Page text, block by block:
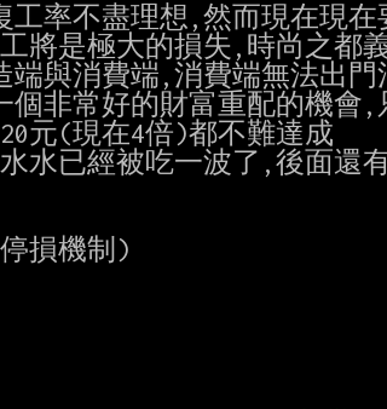
率不盡理想,然而現在現在
將是極大的損失,時尚之都
與消費端,消費端無法出門
非常好的財富重配的機會,
元(現在4倍)都不難達成
水已經被吃一波了,後面還
損機制)